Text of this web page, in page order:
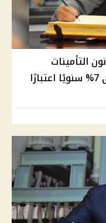
التأمينات
والمعاشات الجديد: رفع الزيادة إلى 7% سنويًا اعتبارًا